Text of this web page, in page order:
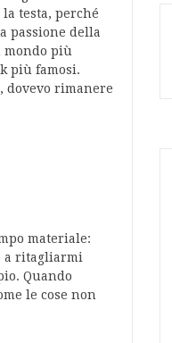
testa, perché
passione della
mondo più
più famosi.
dovevo rimanere
materiale:
a ritagliarmi
Quando
le cose non